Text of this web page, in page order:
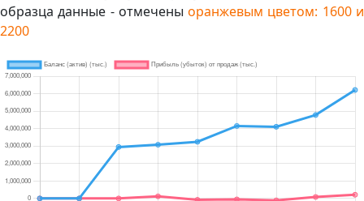
образца данные - отмеченыоранжевым цветом: 1600 и
2200